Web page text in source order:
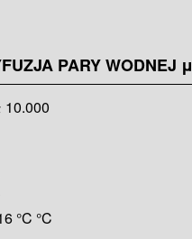
PARY WODNEJ μ
10.000
°C °C